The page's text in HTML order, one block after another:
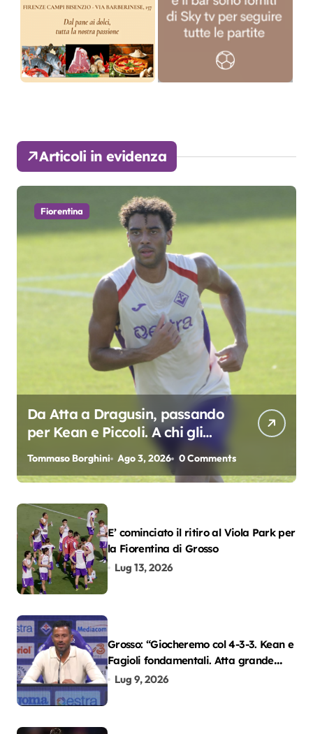
Articoli in evidenza
Fiorentina
Da Atta a Dragusin, passando
per Kean e Piccoli. A chi gli
oscar del precampionato?
Tommaso Borghini Ago 3, 2026 0 Comments
E’ cominciato il ritiro al Viola Park per
la Fiorentina di Grosso
Lug 13, 2026
Grosso: “Giocheremo col 4-3-3. Kean e
Fagioli fondamentali. Atta grande
colpo”
Lug 9, 2026